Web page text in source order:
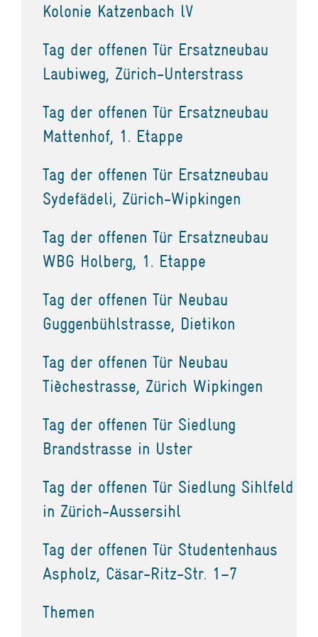
Kolonie Katzenbach lV
Tag der offenen Tür Ersatzneubau
Laubiweg, Zürich-Unterstrass
Tag der offenen Tür Ersatzneubau
Mattenhof, 1. Etappe
Tag der offenen Tür Ersatzneubau
Sydefädeli, Zürich-Wipkingen
Tag der offenen Tür Ersatzneubau
WBG Holberg, 1. Etappe
Tag der offenen Tür Neubau
Guggenbühlstrasse, Dietikon
Tag der offenen Tür Neubau
Tièchestrasse, Zürich Wipkingen
Tag der offenen Tür Siedlung
Brandstrasse in Uster
Tag der offenen Tür Siedlung Sihlfeld
in Zürich-Aussersihl
Tag der offenen Tür Studentenhaus
Aspholz, Cäsar-Ritz-Str. 1–7
Themen